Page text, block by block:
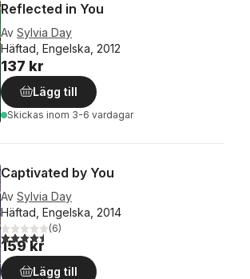
Reflected in You
Av Sylvia Day
Häftad, Engelska, 2012
137 kr
Lägg till
Skickas inom 3-6 vardagar
Captivated by You
Av Sylvia Day
Häftad, Engelska, 2014
4,5utav 5 stjärnor. Totalt antal röster:
(6)
159 kr
Lägg till